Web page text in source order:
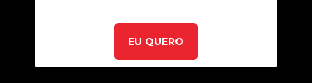
EU QUERO